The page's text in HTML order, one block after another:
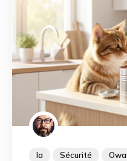
Ia Sécurité